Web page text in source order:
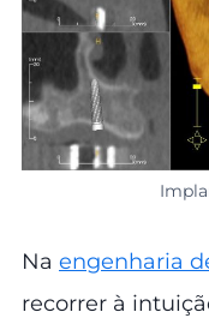
Na engenharia
recorrer à